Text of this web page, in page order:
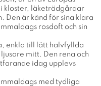
kloster, läketrädgårdar
Den är känd för sina klara
rosdoft och sin
enkla till lätt halvfyllda
mitt. Den rena och
idag upplevs
med tydliga